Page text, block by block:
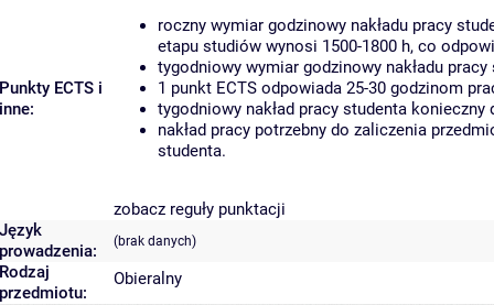
Punkty ECTS i
inne:
roczny wymiar godzinowy nakładu pracy
etapu studiów wynosi 1500-1800 h, co
tygodniowy wymiar godzinowy nakładu
1 punkt ECTS odpowiada 25-30 godzinom
tygodniowy nakład pracy studenta
nakład pracy potrzebny do zaliczenia
studenta.
zobacz reguły punktacji
Język
prowadzenia:
(brak danych)
Rodzaj
przedmiotu:
Obieralny